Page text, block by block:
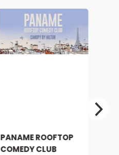
PANAME ROOFTOP
COMEDY CLUB